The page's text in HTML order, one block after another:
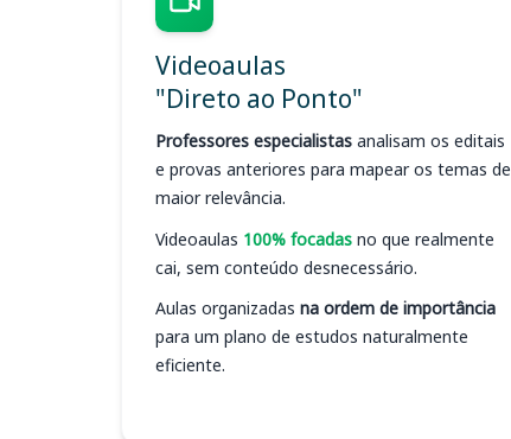
Videoaulas
"Direto ao Ponto"
Professores especialistas analisam os editais
e provas anteriores para mapear os temas de
maior relevância.
Videoaulas 100% focadas no que realmente
cai, sem conteúdo desnecessário.
Aulas organizadas na ordem de importância
para um plano de estudos naturalmente
eficiente.